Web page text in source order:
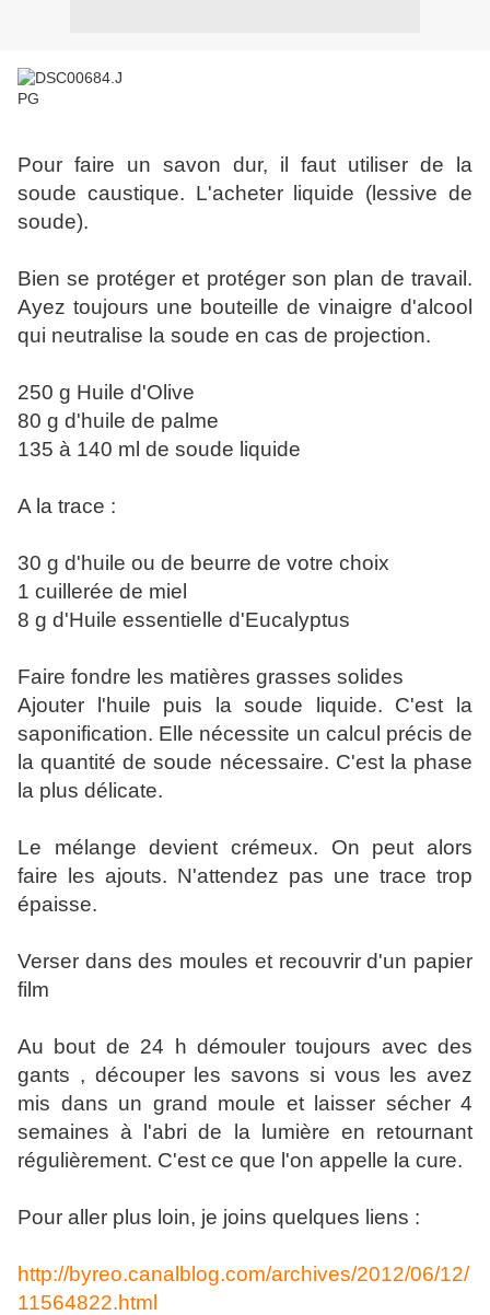
Pour faire un savon dur, il faut utiliser de la
soude caustique. L'acheter liquide (lessive de
soude).
Bien se protéger et protéger son plan de travail.
Ayez toujours une bouteille de vinaigre d'alcool
qui neutralise la soude en cas de projection.
250 g Huile d'Olive
80 g d'huile de palme
135 à 140 ml de soude liquide
A la trace :
30 g d'huile ou de beurre de votre choix
1 cuillerée de miel
8 g d'Huile essentielle d'Eucalyptus
Faire fondre les matières grasses solides
Ajouter l'huile puis la soude liquide. C'est la
saponification. Elle nécessite un calcul précis de
la quantité de soude nécessaire. C'est la phase
la plus délicate.
Le mélange devient crémeux. On peut alors
faire les ajouts. N'attendez pas une trace trop
épaisse.
Verser dans des moules et recouvrir d'un papier
film
Au bout de 24 h démouler toujours avec des
gants , découper les savons si vous les avez
mis dans un grand moule et laisser sécher 4
semaines à l'abri de la lumière en retournant
régulièrement. C'est ce que l'on appelle la cure.
Pour aller plus loin, je joins quelques liens :
http://byreo.canalblog.com/archives/2012/06/12/
11564822.html